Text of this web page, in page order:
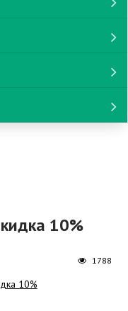
10%
1788